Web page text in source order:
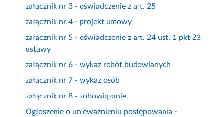
załącznik nr 3 - oświadczenie z art. 25
załącznik nr 4 - projekt umowy
załącznik nr 5 - oświadczenie z art. 24 ust. 1 pkt 23
ustawy
załącznik nr 6 - wykaz robót budowlanych
załącznik nr 7 - wykaz osób
załącznik nr 8 - zobowiązanie
Ogłoszenie o unieważnieniu postępowania -